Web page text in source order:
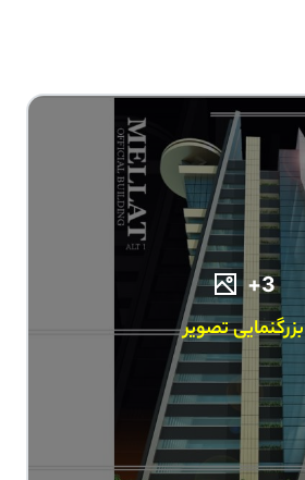
3+
بزرگنمایی تصویر